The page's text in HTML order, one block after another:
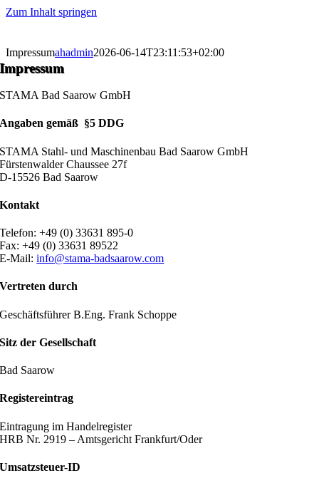
Zum Inhalt springen
Impressumahadmin2026-06-14T23:11:53+02:00
Impressum
STAMA Bad Saarow GmbH
Angaben gemäß §5 DDG
STAMA Stahl- und Maschinenbau Bad Saarow GmbH
Fürstenwalder Chaussee 27f
D-15526 Bad Saarow
Kontakt
Telefon: +49 (0) 33631 895-0
Fax: +49 (0) 33631 89522
E-Mail:info@stama-badsaarow.com
Vertreten durch
Geschäftsführer B.Eng. Frank Schoppe
Sitz der Gesellschaft
Bad Saarow
Registereintrag
Eintragung im Handelregister
HRB Nr. 2919 – Amtsgericht Frankfurt/Oder
Umsatzsteuer-ID